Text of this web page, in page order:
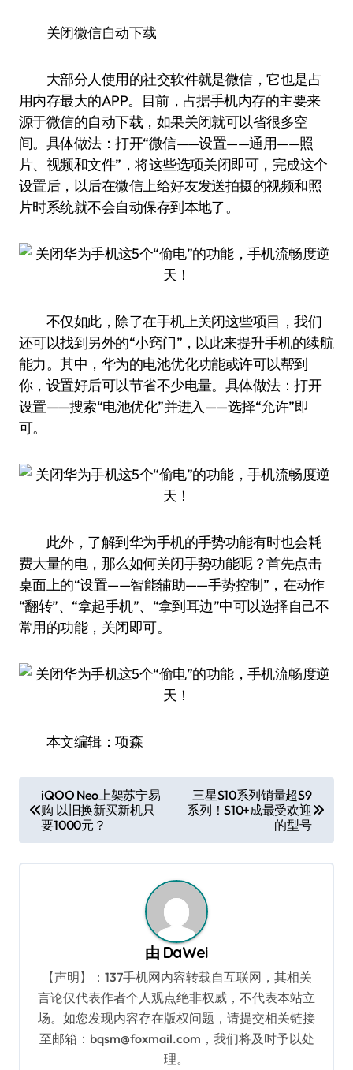
关闭微信自动下载
大部分人使用的社交软件就是微信，它也是占
用内存最大的APP。目前，占据手机内存的主要来
源于微信的自动下载，如果关闭就可以省很多空
间。具体做法：打开“微信——设置——通用——照
片、视频和文件”，将这些选项关闭即可，完成这个
设置后，以后在微信上给好友发送拍摄的视频和照
片时系统就不会自动保存到本地了。
不仅如此，除了在手机上关闭这些项目，我们
还可以找到另外的“小窍门”，以此来提升手机的续航
能力。其中，华为的电池优化功能或许可以帮到
你，设置好后可以节省不少电量。具体做法：打开
设置——搜索“电池优化”并进入——选择“允许”即
可。
此外，了解到华为手机的手势功能有时也会耗
费大量的电，那么如何关闭手势功能呢？首先点击
桌面上的“设置——智能辅助——手势控制”，在动作
“翻转”、“拿起手机”、“拿到耳边”中可以选择自己不
常用的功能，关闭即可。
本文编辑：项森
章
导
航
iQOO Neo上架苏宁易
购 以旧换新买新机只
要1000元？
三星S10系列销量超S9
系列！S10+成最受欢迎
的型号
由 DaWei
【声明】：137手机网内容转载自互联网，其相关
言论仅代表作者个人观点绝非权威，不代表本站立
场。如您发现内容存在版权问题，请提交相关链接
至邮箱：bqsm@foxmail.com，我们将及时予以处
理。